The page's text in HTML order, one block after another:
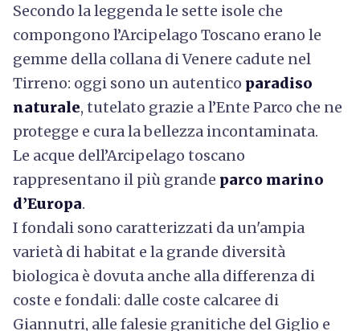
Secondo la leggenda le sette isole che
compongono l’Arcipelago Toscano erano le
gemme della collana di Venere cadute nel
Tirreno: oggi sono un autentico paradiso
naturale, tutelato grazie a l’Ente Parco che ne
protegge e cura la bellezza incontaminata.
Le acque dell’Arcipelago toscano
rappresentano il più grande parco marino
d’Europa.
I fondali sono caratterizzati da un'ampia
varietà di habitat e la grande diversità
biologica è dovuta anche alla differenza di
coste e fondali: dalle coste calcaree di
Giannutri, alle falesie granitiche del Giglio e